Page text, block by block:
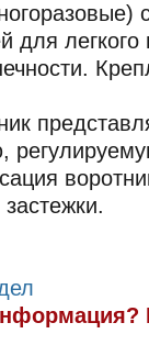
для
застежки.